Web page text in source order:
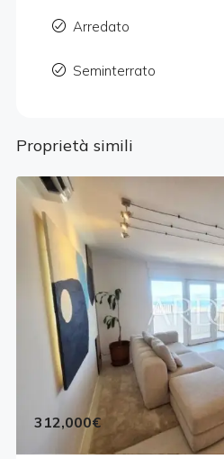
Arredato
Seminterrato
Proprietà simili
312,000€